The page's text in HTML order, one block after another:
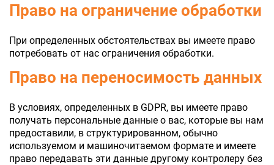
Право на ограничение обработки
При определенных обстоятельствах вы имеете право
потребовать от нас ограничения обработки.
Право на переносимость данных
В условиях, определенных в GDPR, вы имеете право
получать персональные данные о вас, которые вы нам
предоставили, в структурированном, обычно
используемом и машиночитаемом формате и имеете
право передавать эти данные другому контролеру без